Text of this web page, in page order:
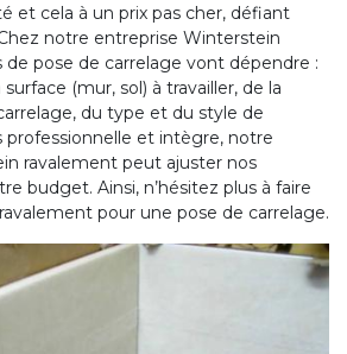
et cela à un prix pas cher, défiant
notre entreprise Winterstein
de pose de carrelage vont dépendre :
(mur, sol) à travailler, de la
du type et du style de
professionnelle et intègre, notre
ravalement peut ajuster nos
budget. Ainsi, n’hésitez plus à faire
pour une pose de carrelage.